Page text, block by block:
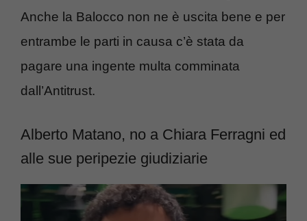
Anche la Balocco non ne è uscita bene e per
entrambe le parti in causa c’è stata da
pagare una ingente multa comminata
dall’Antitrust.
Alberto Matano, no a Chiara Ferragni ed
alle sue peripezie giudiziarie